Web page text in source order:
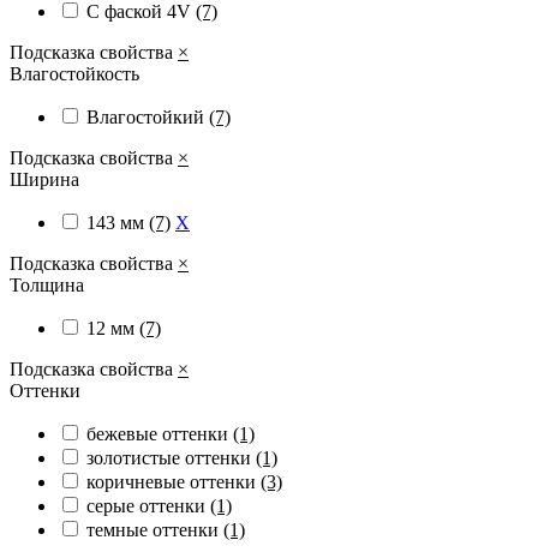
С фаской 4V (7)
Подсказка свойства ×
Влагостойкость
Влагостойкий (7)
Подсказка свойства ×
Ширина
143 мм (7) X
Подсказка свойства ×
Толщина
12 мм (7)
Подсказка свойства ×
Оттенки
бежевые оттенки (1)
золотистые оттенки (1)
коричневые оттенки (3)
серые оттенки (1)
темные оттенки (1)